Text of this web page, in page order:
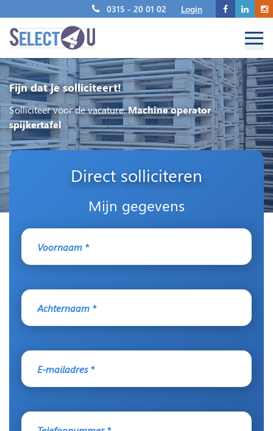
0315 - 20 01 02 Login
Fijn dat je solliciteert!
Solliciteer voor de vacature:Machine operator
spijkertafel
Direct solliciteren
Mijn gegevens